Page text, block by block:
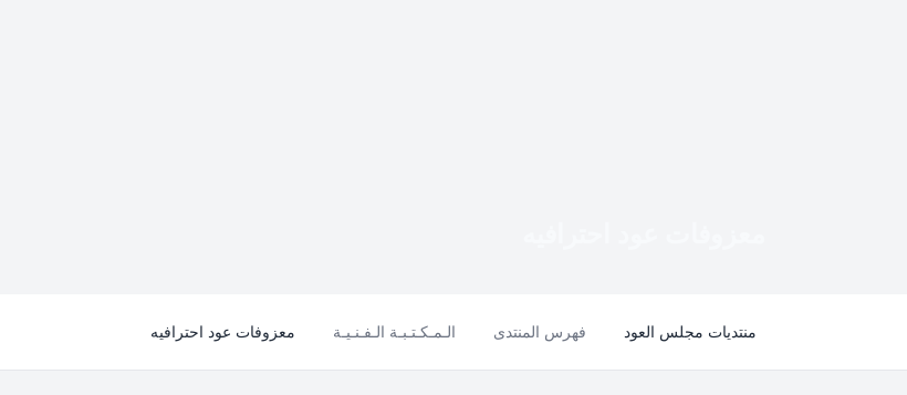
منتديات مجلس العود فهرس المنتدى الـمـكـتـبـة الـفـنـيـة معزوفات عود احترافيه